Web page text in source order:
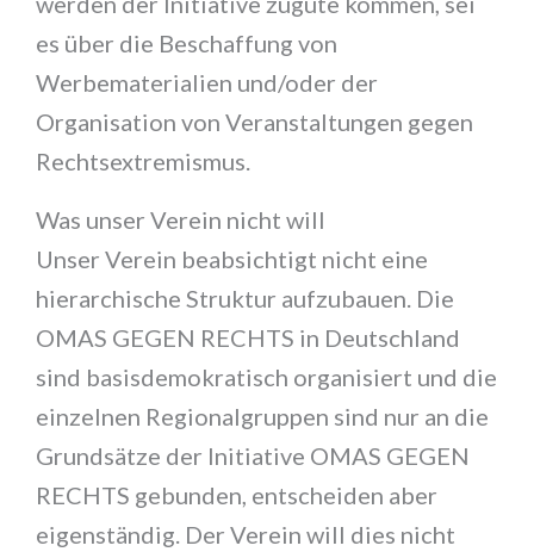
es über die Beschaffung von
Werbematerialien und/oder der
Organisation von Veranstaltungen gegen
Rechtsextremismus.
Was unser Verein nicht will
Unser Verein beabsichtigt nicht eine
hierarchische Struktur aufzubauen. Die
OMAS GEGEN RECHTS in Deutschland
sind basisdemokratisch organisiert und die
einzelnen Regionalgruppen sind nur an die
Grundsätze der Initiative OMAS GEGEN
RECHTS gebunden, entscheiden aber
eigenständig. Der Verein will dies nicht